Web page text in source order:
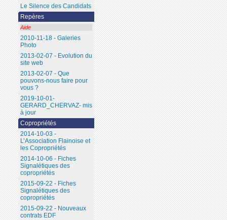
Le Silence des Candidats
Repères
Aide
2010-11-18 - Galeries
Photo
2013-02-07 - Evolution du
site web
2013-02-07 - Que
pouvons-nous faire pour
vous ?
2019-10-01-
GERARD_CHERVAZ- mis
à jour
Copropriétés
2014-10-03 -
L’Association Flainoise et
les Copropriétés
2014-10-06 - Fiches
Signalétiques des
copropriétés
2015-09-22 - Fiches
Signalétiques des
copropriétés
2015-09-22 - Nouveaux
contrats EDF